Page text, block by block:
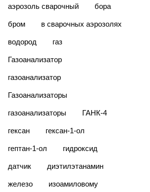
аэрозоль сварочный бора
бром в сварочных аэрозолях
водород газ
Газоанализатор
газоанализатор
Газоанализаторы
газоанализаторы ГАНК-4
гексан гексан-1-ол
гептан-1-ол гидроксид
датчик диэтилэтанамин
железо изоамиловому